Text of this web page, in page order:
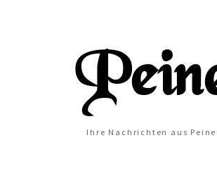
Ihre Nachrichten aus